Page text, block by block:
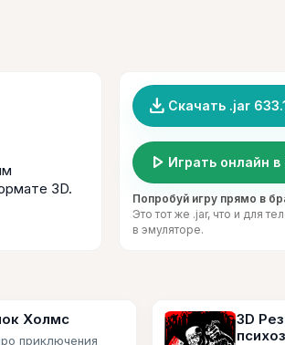
3D.
file_download Скачать .jar
play_arrow Играть онлайн в
Попробуй игру прямо в
Это тот же .jar, что и для
в эмуляторе.
Холмс
приключения
3D
психоз